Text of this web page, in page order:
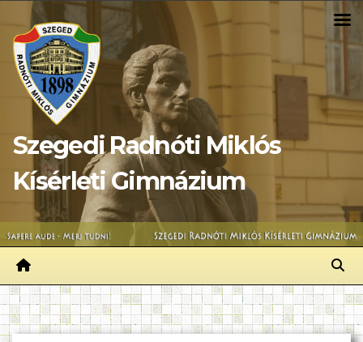
content
Szegedi Radnóti Miklós
Kísérleti Gimnázium